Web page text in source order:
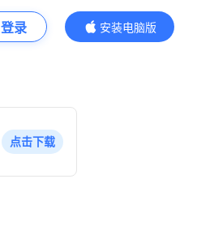
登录
安装电脑版
内容更精彩
点击下载